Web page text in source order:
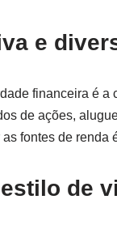
e
financeira é
de ações,
fontes de renda
de